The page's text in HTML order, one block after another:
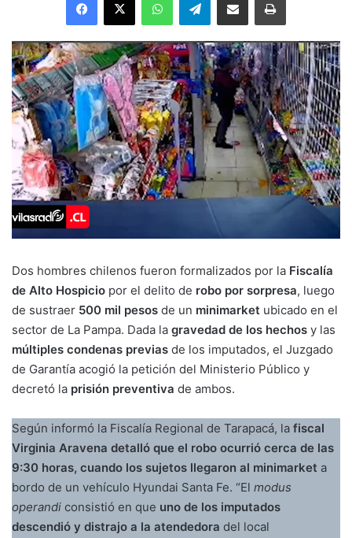
Dos hombres chilenos fueron formalizados por la Fiscalía
de Alto Hospicio por el delito de robo por sorpresa, luego
de sustraer 500 mil pesos de un minimarket ubicado en el
sector de La Pampa. Dada la gravedad de los hechos y las
múltiples condenas previas de los imputados, el Juzgado
de Garantía acogió la petición del Ministerio Público y
decretó la prisión preventiva de ambos.
Según informó la Fiscalía Regional de Tarapacá, la fiscal
Virginia Aravena detalló que el robo ocurrió cerca de las
9:30 horas, cuando los sujetos llegaron al minimarket a
bordo de un vehículo Hyundai Santa Fe. “El modus
operandi consistió en que uno de los imputados
descendió y distrajo a la atendedora del local